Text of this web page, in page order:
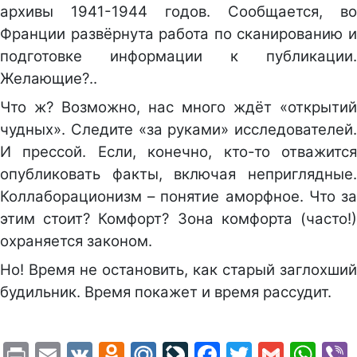
архивы 1941-1944 годов. Сообщается, во
Франции развёрнута работа по сканированию и
подготовке информации к публикации.
Желающие?..
Что ж? Возможно, нас много ждёт «открытий
чудных». Следите «за руками» исследователей.
И прессой. Если, конечно, кто-то отважится
опубликовать факты, включая неприглядные.
Коллаборационизм – понятие аморфное. Что за
этим стоит? Комфорт? Зона комфорта (часто!)
охраняется законом.
Но! Время не остановить, как старый заглохший
будильник. Время покажет и время рассудит.